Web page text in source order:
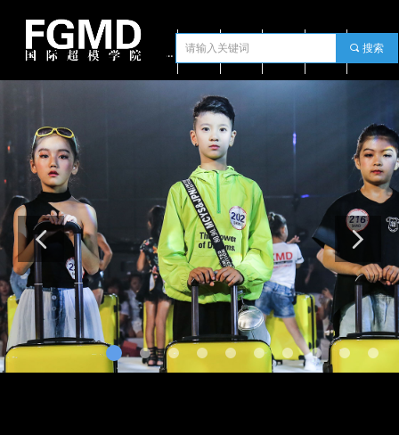
FGMD首页 关于我们 新闻中心 模特学员 师资团队 教室场馆
끠 搜索